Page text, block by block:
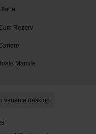
Rezerv
Marcile
varianta desktop